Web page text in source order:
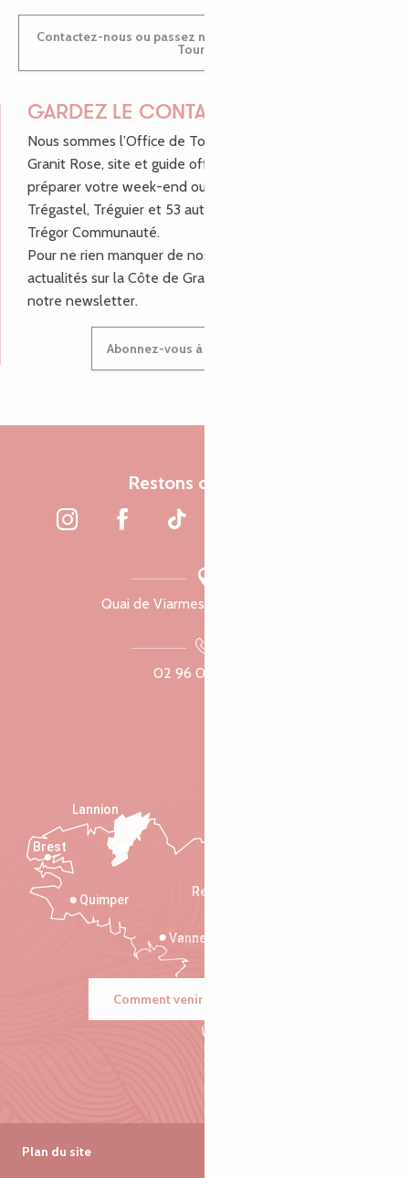
Contactez-nous ou passez nous voir dans nos Offices de
Tourisme
GARDEZ LE CONTACT !
Nous sommes l’Office de Tourisme Bretagne - Côte de
Granit Rose, site et guide officiel pour vous aider à
préparer votre week-end ou vos vacances à Lannion,
Trégastel, Tréguier et 53 autres communes de Lannion-
Trégor Communauté.
Pour ne rien manquer de nos bons plans et nos
actualités sur la Côte de Granit Rose, inscrivez-vous à
notre newsletter.
Abonnez-vous à notre newsletter
Restons connectés
Quai de Viarmes, 22300 Lannion
02 96 05 60 70
Rennes
Vannes
Quimper
Lannion
Brest
Comment venir ?
Plan du site